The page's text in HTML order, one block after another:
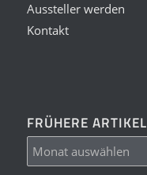
Aussteller werden
Kontakt
FRÜHERE ARTIKEL